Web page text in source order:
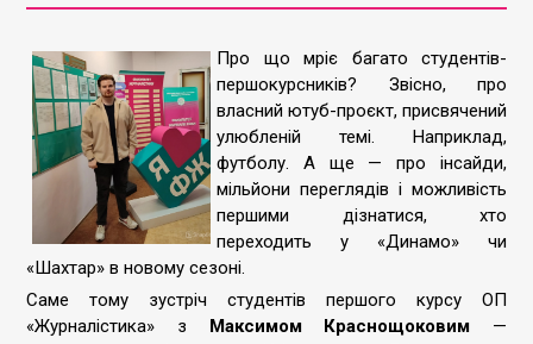
Про що мріє багато студентів-
першокурсників? Звісно, про
власний ютуб-проєкт, присвячений
улюбленій темі. Наприклад,
футболу. А ще — про інсайди,
мільйони переглядів і можливість
першими дізнатися, хто
переходить у «Динамо» чи
«Шахтар» в новому сезоні.
Саме тому зустріч студентів першого курсу ОП
«Журналістика» з Максимом Краснощоковим —